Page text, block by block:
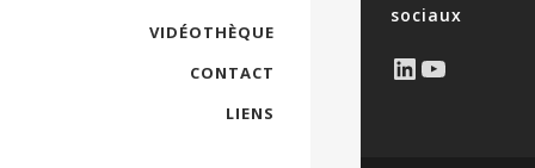
VIDÉOTHÈQUE
CONTACT
LIENS
sociaux
LinkedIn
YouTube